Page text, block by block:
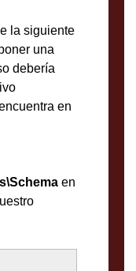
la siguiente
una
debería
en
en